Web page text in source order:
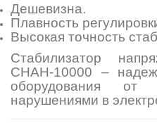
Дешевизна.
Плавность
Высокая точность
Стабилизатор
СНАН-10000 –
оборудования от
нарушениями в